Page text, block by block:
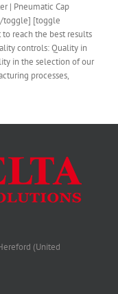
| Pneumatic Cap
toggle] [toggle
reach the best results
controls: Quality in
in the selection of our
processes,
(United